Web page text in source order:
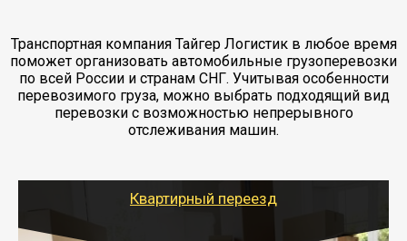
Транспортная компания Тайгер Логистик в любое время
поможет организовать автомобильные грузоперевозки
по всей России и странам СНГ. Учитывая особенности
перевозимого груза, можно выбрать подходящий вид
перевозки с возможностью непрерывного
отслеживания машин.
Квартирный переезд